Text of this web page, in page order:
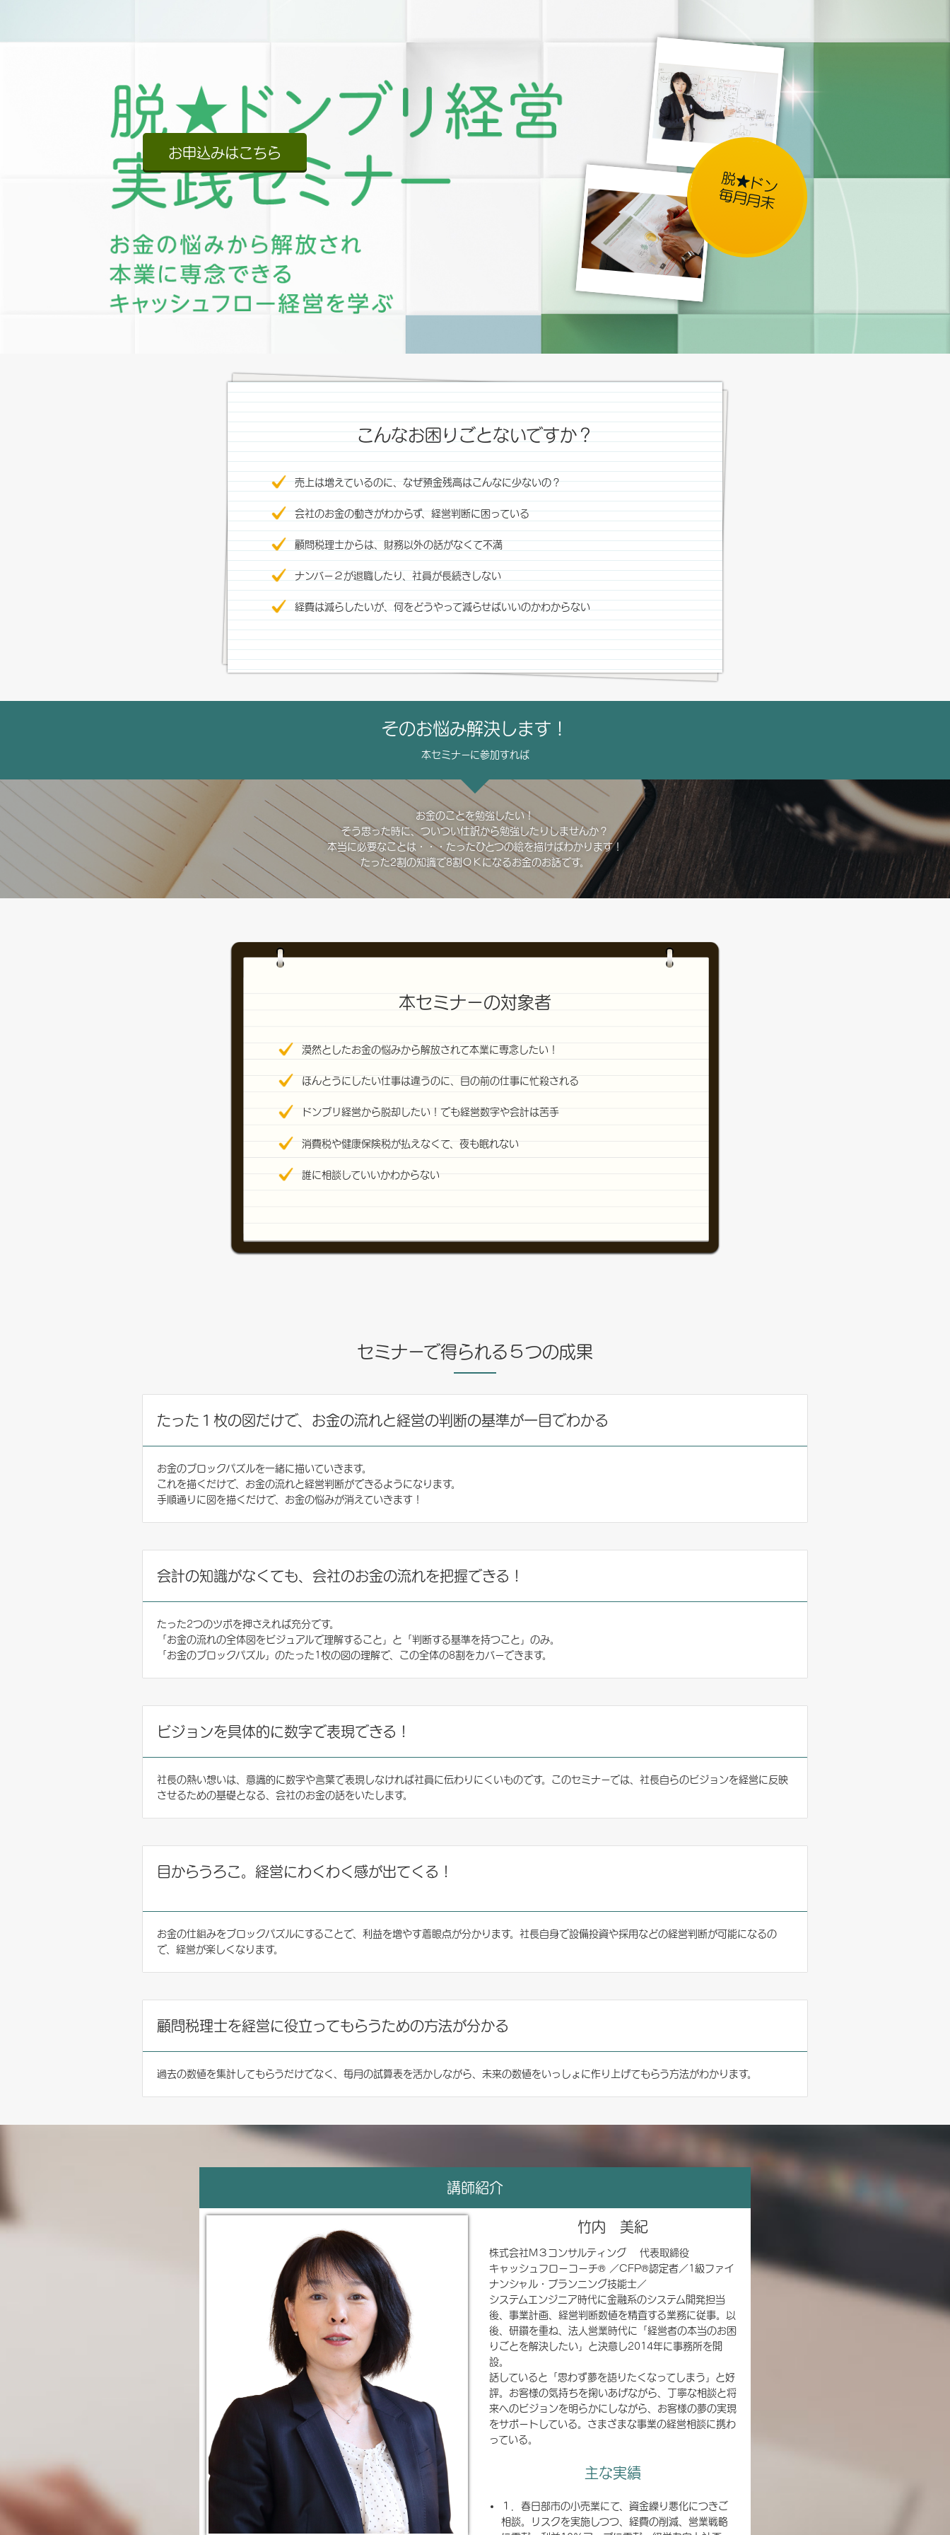
脱★ドン
毎月月末
お申込みはこちら
こんなお困りごとないですか？
売上は増えているのに、なぜ預金残高はこんなに少ないの？
会社のお金の動きがわからず、経営判断に困っている
顧問税理士からは、財務以外の話がなくて不満
ナンバー２が退職したり、社員が長続きしない
経費は減らしたいが、何をどうやって減らせばいいのかわからない
そのお悩み解決します！
本セミナーに参加すれば
お金のことを勉強したい！
そう思った時に、ついつい仕訳から勉強したりしませんか？
本当に必要なことは・・・たったひとつの絵を描けばわかります！
たった2割の知識で8割ＯＫになるお金のお話です。
本セミナーの対象者
漠然としたお金の悩みから解放されて本業に専念したい！
ほんとうにしたい仕事は違うのに、目の前の仕事に忙殺される
ドンブリ経営から脱却したい！でも経営数字や会計は苦手
消費税や健康保険税が払えなくて、夜も眠れない
誰に相談していいかわからない
セミナーで得られる５つの成果
たった１枚の図だけで、お金の流れと経営の判断の基準が一目でわかる
お金のブロックパズルを一緒に描いていきます。
これを描くだけで、お金の流れと経営判断ができるようになります。
手順通りに図を描くだけで、お金の悩みが消えていきます！
会計の知識がなくても、会社のお金の流れを把握できる！
たった2つのツボを押さえれば充分です。
「お金の流れの全体図をビジュアルで理解すること」と「判断する基準を持つこと」のみ。
「お金のブロックパズル」のたった1枚の図の理解で、この全体の8割をカバーできます。
ビジョンを具体的に数字で表現できる！
社長の熱い想いは、意識的に数字や言葉で表現しなければ社員に伝わりにくいものです。このセミナーでは、社長自らのビジョンを経営に反映
させるための基礎となる、会社のお金の話をいたします。
目からうろこ。経営にわくわく感が出てくる！
お金の仕組みをブロックパズルにすることで、利益を増やす着眼点が分かります。社長自身で設備投資や採用などの経営判断が可能になるの
で、経営が楽しくなります。
顧問税理士を経営に役立ってもらうための方法が分かる
過去の数値を集計してもらうだけでなく、毎月の試算表を活かしながら、未来の数値をいっしょに作り上げてもらう方法がわかります。
講師紹介
竹内 美紀
株式会社M３コンサルティング 代表取締役
キャッシュフローコーチ® ／CFP®認定者／1級ファイ
ナンシャル・プランニング技能士／
システムエンジニア時代に金融系のシステム開発担当
後、事業計画、経営判断数値を精査する業務に従事。以
後、研鑽を重ね、法人営業時代に「経営者の本当のお困
りごとを解決したい」と決意し2014年に事務所を開
設。
話していると「思わず夢を語りたくなってしまう」と好
評。お客様の気持ちを掬いあげながら、丁寧な相談と将
来へのビジョンを明らかにしながら、お客様の夢の実現
をサポートしている。さまざまな事業の経営相談に携わ
っている。
主な実績
１．春日部市の小売業にて、資金繰り悪化につきご
相談。リスクを実施しつつ、経費の削減、営業戦略